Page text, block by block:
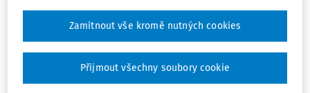
Vyhlášeno ve Sbírce zákonů pod číslem450/2021 Sb.dne
Ministerstvo práce a sociálních věcí informovalo
prostřednictvím svého sdělení o uložení kolektivní
smlouvy vyššího stupně. Daná kolektivní smlouva se týká
Máte předplatné? Přihlaste se
Zamítnout vše kromě nutných cookies
Přijmout všechny soubory cookie